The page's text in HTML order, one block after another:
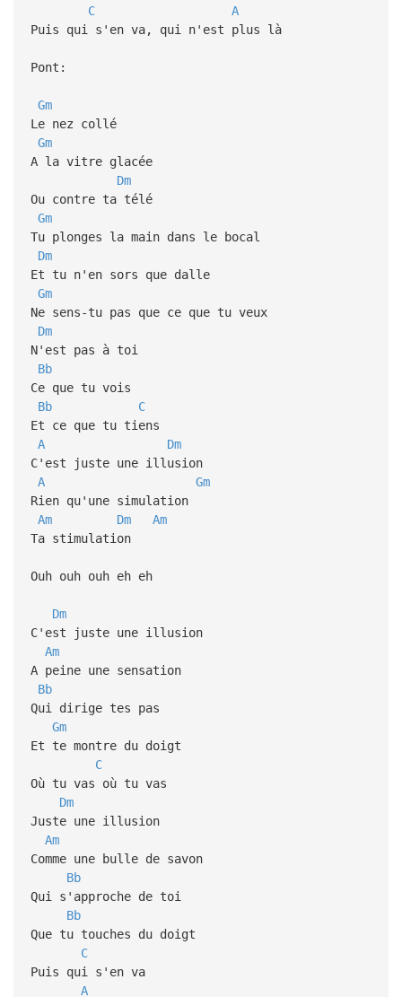
C
A
Puis qui s'en va, qui n'est plus là
Pont:
Gm
Le nez collé
Gm
A la vitre glacée
Dm
Ou contre ta télé
Gm
Tu plonges la main dans le bocal
Dm
Et tu n'en sors que dalle
Gm
Ne sens-tu pas que ce que tu veux
Dm
N'est pas à toi
Bb
Ce que tu vois
Bb
C
Et ce que tu tiens
A
Dm
C'est juste une illusion
A
Gm
Rien qu'une simulation
Am
Dm
Am
Ta stimulation
Ouh ouh ouh eh eh
Dm
C'est juste une illusion
Am
A peine une sensation
Bb
Qui dirige tes pas
Gm
Et te montre du doigt
C
Où tu vas où tu vas
Dm
Juste une illusion
Am
Comme une bulle de savon
Bb
Qui s'approche de toi
Bb
Que tu touches du doigt
C
Puis qui s'en va
A